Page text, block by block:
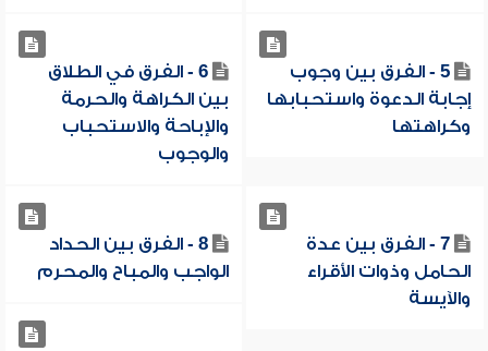
5 - الفرق بين وجوب
إجابة الدعوة واستحبابها
وكراهتها
6 - الفرق في الطلاق
بين الكراهة والحرمة
والإباحة والاستحباب
والوجوب
7 - الفرق بين عدة
الحامل وذوات الأقراء
والآيسة
8 - الفرق بين الحداد
الواجب والمباح والمحرم